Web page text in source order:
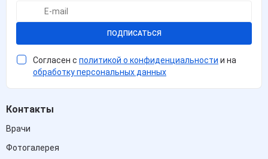
ПОДПИСАТЬСЯ
Согласен с политикой о конфиденциальности и на
обработку персональных данных
Контакты
Врачи
Фотогалерея